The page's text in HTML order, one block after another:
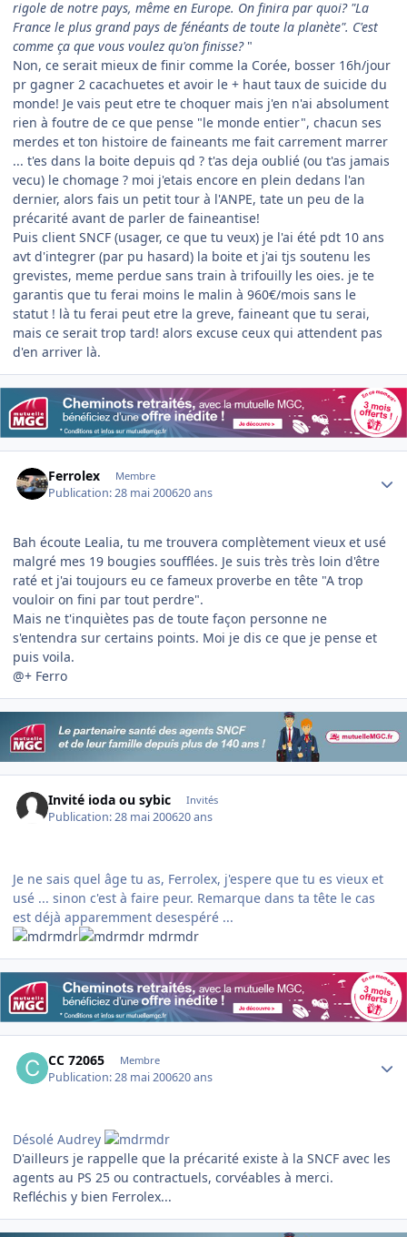
rigole de notre pays, même en Europe. On finira par quoi? "La
France le plus grand pays de fénéants de toute la planète". C'est
comme ça que vous voulez qu'on finisse? "
Non, ce serait mieux de finir comme la Corée, bosser 16h/jour
pr gagner 2 cacachuetes et avoir le + haut taux de suicide du
monde! Je vais peut etre te choquer mais j'en n'ai absolument
rien à foutre de ce que pense "le monde entier", chacun ses
merdes et ton histoire de faineants me fait carrement marrer
... t'es dans la boite depuis qd ? t'as deja oublié (ou t'as jamais
vecu) le chomage ? moi j'etais encore en plein dedans l'an
dernier, alors fais un petit tour à l'ANPE, tate un peu de la
précarité avant de parler de faineantise!
Puis client SNCF (usager, ce que tu veux) je l'ai été pdt 10 ans
avt d'integrer (par pu hasard) la boite et j'ai tjs soutenu les
grevistes, meme perdue sans train à trifouilly les oies. je te
garantis que tu ferai moins le malin à 960€/mois sans le
statut ! là tu ferai peut etre la greve, faineant que tu serai,
mais ce serait trop tard! alors excuse ceux qui attendent pas
d'en arriver là.
Ferrolex Membre
Publication:28 mai 200620 ans
Bah écoute Lealia, tu me trouvera complètement vieux et usé
malgré mes 19 bougies soufflées. Je suis très très loin d'être
raté et j'ai toujours eu ce fameux proverbe en tête "A trop
vouloir on fini par tout perdre".
Mais ne t'inquiètes pas de toute façon personne ne
s'entendra sur certains points. Moi je dis ce que je pense et
puis voila.
@+ Ferro
Invité ioda ou sybic Invités
Publication:28 mai 200620 ans
Je ne sais quel âge tu as, Ferrolex, j'espere que tu es vieux et
usé ... sinon c'est à faire peur. Remarque dans ta tête le cas
est déjà apparemment desespéré ...
mdrmdr
CC 72065 Membre
Publication:28 mai 200620 ans
Désolé Audrey
D'ailleurs je rappelle que la précarité existe à la SNCF avec les
agents au PS 25 ou contractuels, corvéables à merci.
Refléchis y bien Ferrolex...